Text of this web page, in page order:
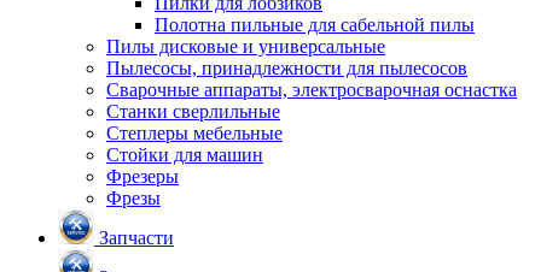
Полотна пильные для сабельной пилы
Пилы дисковые и универсальные
Пылесосы, принадлежности для пылесосов
Сварочные аппараты, электросварочная оснастка
Станки сверлильные
Степлеры мебельные
Стойки для машин
Фрезеры
Фрезы
Запчасти